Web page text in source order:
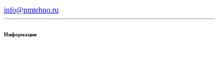
info@pmtehno.ru
Информация